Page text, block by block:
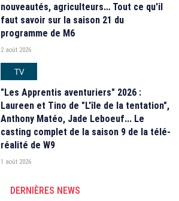
nouveautés, agriculteurs… Tout ce qu'il
faut savoir sur la saison 21 du
programme de M6
2 août 2026
TV
"Les Apprentis aventuriers" 2026 :
Laureen et Tino de "L'île de la tentation",
Anthony Matéo, Jade Leboeuf... Le
casting complet de la saison 9 de la télé-
réalité de W9
1 août 2026
DERNIÈRES NEWS